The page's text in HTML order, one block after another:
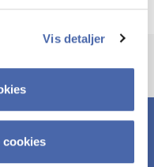
Vis detaljer
cookies